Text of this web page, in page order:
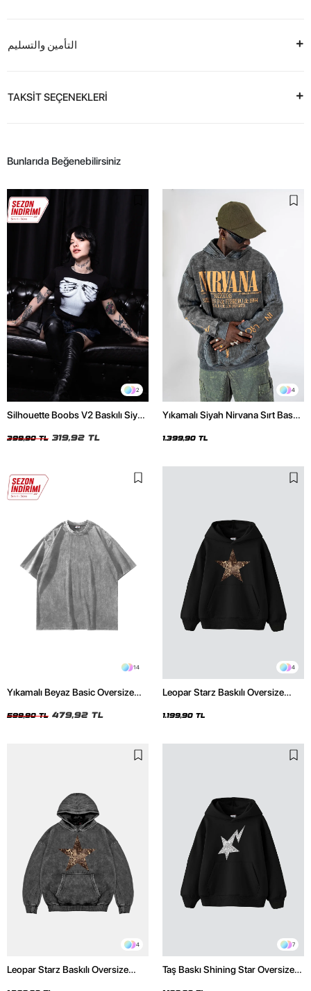
التأمين والتسليم
TAKSİT SEÇENEKLERİ
Bunlarıda Beğenebilirsiniz
2
Silhouette Boobs V2 Baskılı Siyah
399,90 TL 319,92 TL
4
Yıkamalı Siyah Nirvana Sırt Baskılı
1.399,90 TL
14
Yıkamalı Beyaz Basic Oversize
599,90 TL 479,92 TL
4
Leopar Starz Baskılı Oversize
1.199,90 TL
4
Leopar Starz Baskılı Oversize
7
Taş Baskı Shining Star Oversize